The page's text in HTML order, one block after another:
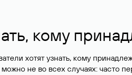
кому
хотят узнать, кому
не во всех случаях: часто